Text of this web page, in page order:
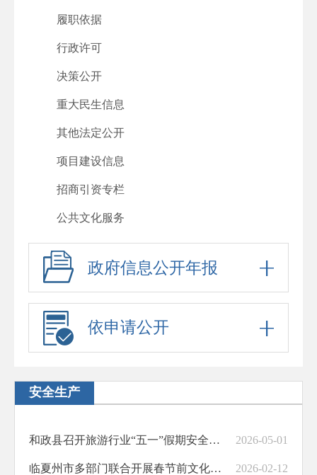
履职依据
行政许可
决策公开
重大民生信息
其他法定公开
项目建设信息
招商引资专栏
公共文化服务
政府信息公开年报
依申请公开
安全生产
和政县召开旅游行业“五一”假期安全生产工作安排会 2026-05-01
临夏州市多部门联合开展春节前文化娱乐场所安全生产检查 筑牢节日安全防线 2026-02-12